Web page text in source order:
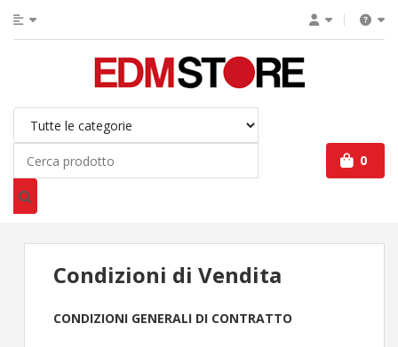
0
Condizioni di Vendita
CONDIZIONI GENERALI DI CONTRATTO